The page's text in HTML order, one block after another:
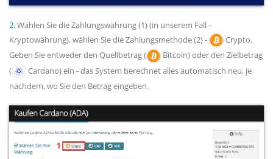
2.Wählen Sie die Zahlungswährung (1) (in unserem Fall -
Kryptowährung), wählen Sie die Zahlungsmethode (2) -
Crypto.
Geben Sie entweder den Quellbetrag (
Bitcoin) oder den Zielbetrag
(
Cardano) ein - das System berechnet alles automatisch neu, je
nachdem, wo Sie den Betrag eingeben.